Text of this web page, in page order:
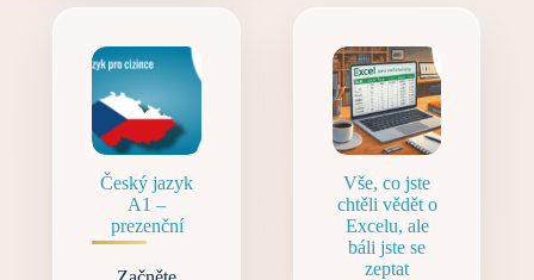
Český jazyk
A1 –
prezenční
Vše, co jste
chtěli vědět o
Excelu, ale
báli jste se
zeptat